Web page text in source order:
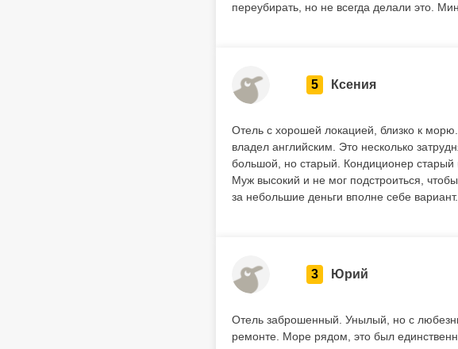
переубирать, но не всегда делали это.
5 Ксения
Отель с хорошей локацией, близко к
владел английским. Это несколько
большой, но старый. Кондиционер старый
Муж высокий и не мог подстроиться,
за небольшие деньги вполне себе вариант.
3 Юрий
Отель заброшенный. Унылый, но с
ремонте. Море рядом, это был